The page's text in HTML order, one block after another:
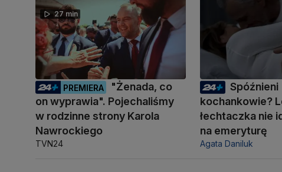
27 min
PREMIERA
"Żenada, co
on wyprawia". Pojechaliśmy
w rodzinne strony Karola
Nawrockiego
TVN24
Spóźnieni
kochankowie?
łechtaczka nie
na emeryturę
Agata Daniluk